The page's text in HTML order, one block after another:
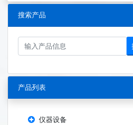
搜索产品
产品列表
仪器设备